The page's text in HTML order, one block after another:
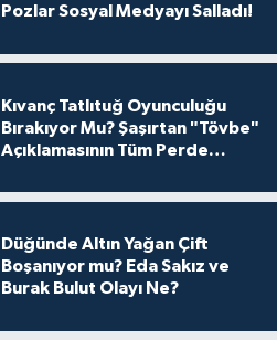
Pozlar Sosyal Medyayı Salladı!
Kıvanç Tatlıtuğ Oyunculuğu
Bırakıyor Mu? Şaşırtan "Tövbe"
Açıklamasının Tüm Perde
Düğünde Altın Yağan Çift
Boşanıyor mu? Eda Sakız ve
Burak Bulut Olayı Ne?